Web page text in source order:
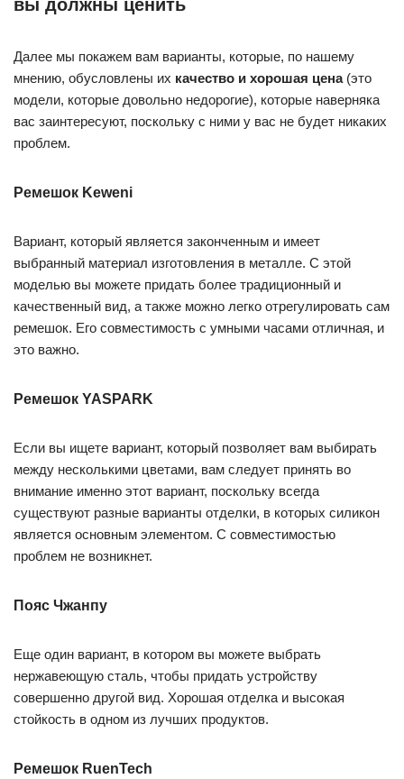
вы должны ценить
Далее мы покажем вам варианты, которые, по нашему
мнению, обусловлены их качество и хорошая цена(это
модели, которые довольно недорогие), которые наверняка
вас заинтересуют, поскольку с ними у вас не будет никаких
проблем.
Ремешок Keweni
Вариант, который является законченным и имеет
выбранный материал изготовления в металле. С этой
моделью вы можете придать более традиционный и
качественный вид, а также можно легко отрегулировать сам
ремешок. Его совместимость с умными часами отличная, и
это важно.
Ремешок YASPARK
Если вы ищете вариант, который позволяет вам выбирать
между несколькими цветами, вам следует принять во
внимание именно этот вариант, поскольку всегда
существуют разные варианты отделки, в которых силикон
является основным элементом. С совместимостью
проблем не возникнет.
Пояс Чжанпу
Еще один вариант, в котором вы можете выбрать
нержавеющую сталь, чтобы придать устройству
совершенно другой вид. Хорошая отделка и высокая
стойкость в одном из лучших продуктов.
Ремешок RuenTech